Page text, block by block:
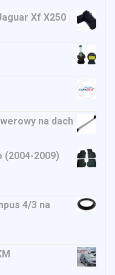
Xf X250
na dach
(2004-2009)
4/3 na